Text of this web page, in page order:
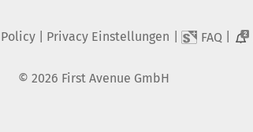
| Privacy Einstellungen FAQ 2
© 2026 First Avenue GmbH